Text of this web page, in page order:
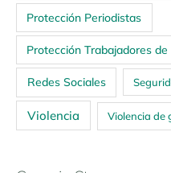
Protección Periodistas
Protección Trabajadores
Redes Sociales
Violencia Violencia de